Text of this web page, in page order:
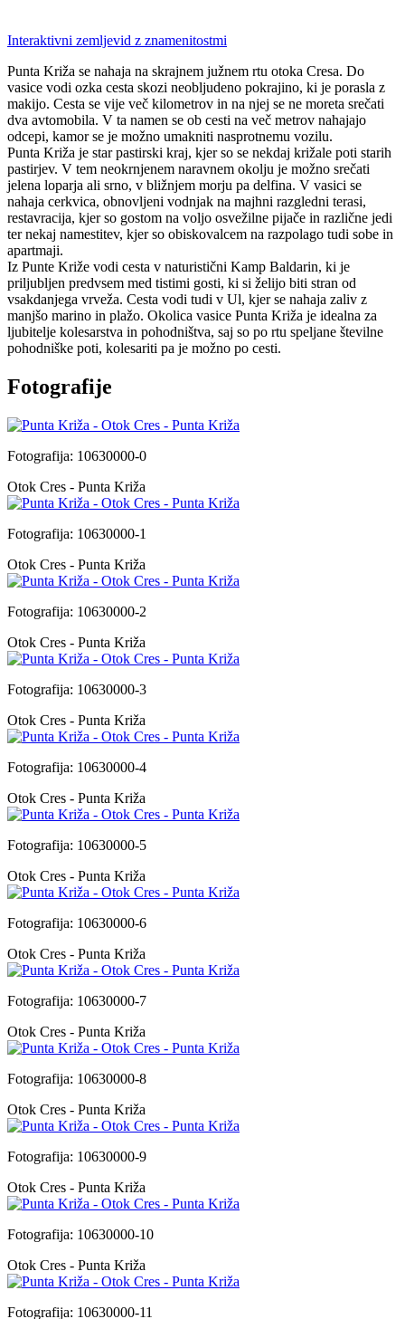
Interaktivni zemljevid z znamenitostmi
Punta Križa se nahaja na skrajnem južnem rtu otoka Cresa. Do
vasice vodi ozka cesta skozi neobljudeno pokrajino, ki je porasla z
makijo. Cesta se vije več kilometrov in na njej se ne moreta srečati
dva avtomobila. V ta namen se ob cesti na več metrov nahajajo
odcepi, kamor se je možno umakniti nasprotnemu vozilu.
Punta Križa je star pastirski kraj, kjer so se nekdaj križale poti starih
pastirjev. V tem neokrnjenem naravnem okolju je možno srečati
jelena loparja ali srno, v bližnjem morju pa delfina. V vasici se
nahaja cerkvica, obnovljeni vodnjak na majhni razgledni terasi,
restavracija, kjer so gostom na voljo osvežilne pijače in različne jedi
ter nekaj namestitev, kjer so obiskovalcem na razpolago tudi sobe in
apartmaji.
Iz Punte Križe vodi cesta v naturistični Kamp Baldarin, ki je
priljubljen predvsem med tistimi gosti, ki si želijo biti stran od
vsakdanjega vrveža. Cesta vodi tudi v Ul, kjer se nahaja zaliv z
manjšo marino in plažo. Okolica vasice Punta Križa je idealna za
ljubitelje kolesarstva in pohodništva, saj so po rtu speljane številne
pohodniške poti, kolesariti pa je možno po cesti.
Fotografije
Fotografija: 10630000-0
Otok Cres - Punta Križa
Fotografija: 10630000-1
Otok Cres - Punta Križa
Fotografija: 10630000-2
Otok Cres - Punta Križa
Fotografija: 10630000-3
Otok Cres - Punta Križa
Fotografija: 10630000-4
Otok Cres - Punta Križa
Fotografija: 10630000-5
Otok Cres - Punta Križa
Fotografija: 10630000-6
Otok Cres - Punta Križa
Fotografija: 10630000-7
Otok Cres - Punta Križa
Fotografija: 10630000-8
Otok Cres - Punta Križa
Fotografija: 10630000-9
Otok Cres - Punta Križa
Fotografija: 10630000-10
Otok Cres - Punta Križa
Fotografija: 10630000-11